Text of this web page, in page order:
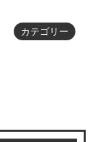
カテゴリー